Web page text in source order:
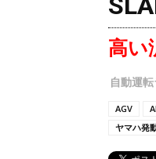
高い
自動運
AGV
ヤマハ発